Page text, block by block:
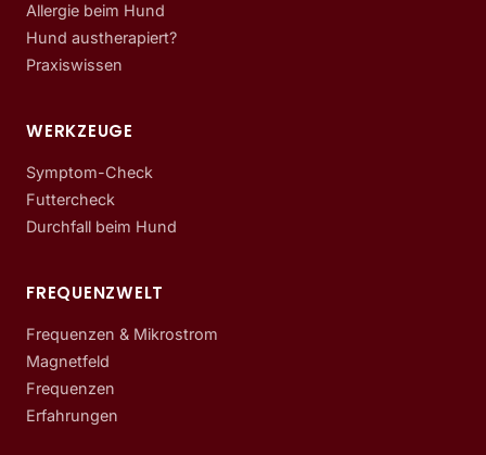
Allergie beim Hund
Hund austherapiert?
Praxiswissen
WERKZEUGE
Symptom-Check
Futtercheck
Durchfall beim Hund
FREQUENZWELT
Frequenzen & Mikrostrom
Magnetfeld
Frequenzen
Erfahrungen